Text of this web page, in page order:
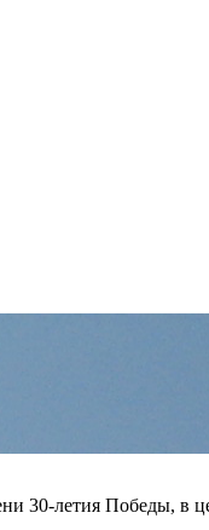
30-летия Победы, в